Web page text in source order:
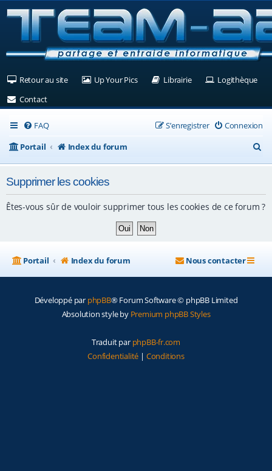
Retour au site(Ouvre un nouvel onglet)
Up Your Pics(Ouvre un nouvel onglet)
Librairie(Ouvre un nouvel
Logithèque
Contact(Ouvre un nouvel onglet)
FAQ Connexion
S’enregistrer
Portail
Index du forum
e
Supprimer les cookies
Êtes-vous sûr de vouloir supprimer tous les cookies de ce forum ?
Portail Index du forum Nous contacter
Développé par phpBB® Forum Software © phpBB Limited
Absolution style by Premium phpBB Styles
Traduit par phpBB-fr.com
Confidentialité | Conditions